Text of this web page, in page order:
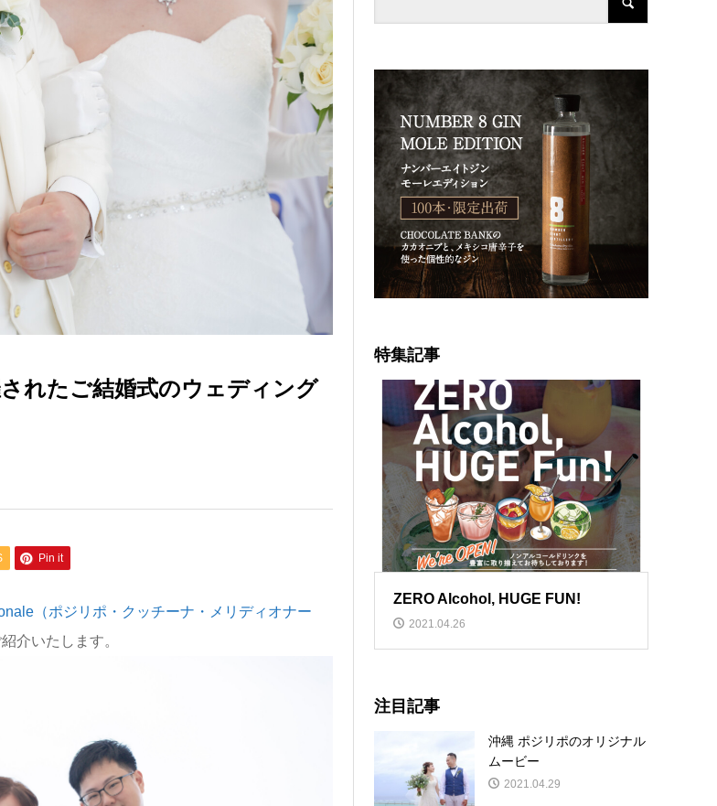
されたご結婚式のウェディング
Pin it
（ポジリポ・クッチーナ・メリディオナー
介いたします。
特集記事
ZERO Alcohol, HUGE FUN!
2021.04.26
注目記事
沖縄 ポジリポのオリジナル
ムービー
2021.04.29